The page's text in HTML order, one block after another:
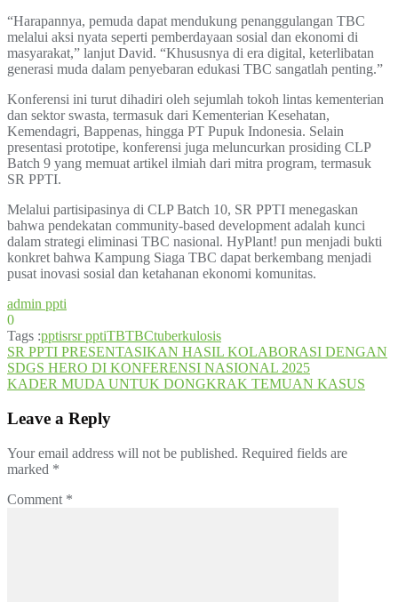
“Harapannya, pemuda dapat mendukung penanggulangan TBC
melalui aksi nyata seperti pemberdayaan sosial dan ekonomi di
masyarakat,” lanjut David. “Khususnya di era digital, keterlibatan
generasi muda dalam penyebaran edukasi TBC sangatlah penting.”
Konferensi ini turut dihadiri oleh sejumlah tokoh lintas kementerian
dan sektor swasta, termasuk dari Kementerian Kesehatan,
Kemendagri, Bappenas, hingga PT Pupuk Indonesia. Selain
presentasi prototipe, konferensi juga meluncurkan prosiding CLP
Batch 9 yang memuat artikel ilmiah dari mitra program, termasuk
SR PPTI.
Melalui partisipasinya di CLP Batch 10, SR PPTI menegaskan
bahwa pendekatan community-based development adalah kunci
dalam strategi eliminasi TBC nasional. HyPlant! pun menjadi bukti
konkret bahwa Kampung Siaga TBC dapat berkembang menjadi
pusat inovasi sosial dan ketahanan ekonomi komunitas.
admin ppti
0
Tags :pptisrsr pptiTBTBCtuberkulosis
Post
navigation
SR PPTI PRESENTASIKAN HASIL KOLABORASI DENGAN
SDGS HERO DI KONFERENSI NASIONAL 2025
KADER MUDA UNTUK DONGKRAK TEMUAN KASUS
Leave a Reply
Your email address will not be published. Required fields are
marked *
Comment *